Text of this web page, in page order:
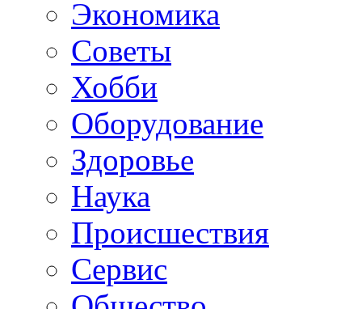
Экономика
Советы
Хобби
Oборудование
Здоровье
Наука
Происшествия
Сервис